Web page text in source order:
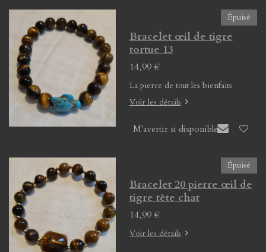
Épuisé
Bracelet œil de tigre
tortue 13
14,99 €
La pierre de tout les bienfaits
Voir les détails
M'avertir si disponible
Épuisé
Bracelet 20 pierre œil de
tigre tête chat
14,99 €
Voir les détails